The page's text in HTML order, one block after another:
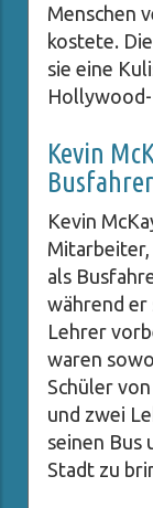
Menschen
kostete.
sie eine
Kevin
Busfahrer
Kevin
Mitarbeiter,
als
während er
Lehrer
waren
Schüler
und zwei
seinen Bus
Stadt zu